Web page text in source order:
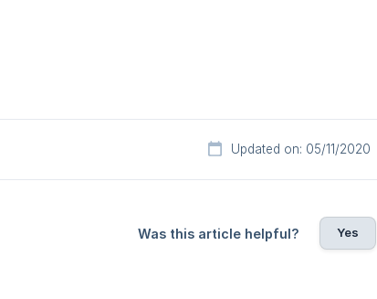
Updated on: 05/11/2020
Was this article helpful? Yes